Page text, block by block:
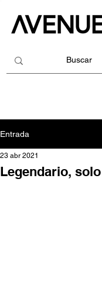
Entrada
Legendario,
23 abr 2021